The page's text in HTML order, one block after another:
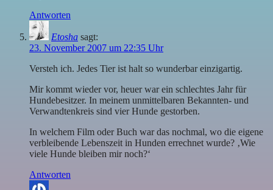
Antworten
Etosha sagt:
23. November 2007 um 22:35 Uhr
Versteh ich. Jedes Tier ist halt so wunderbar einzigartig.
Mir kommt wieder vor, heuer war ein schlechtes Jahr für
Hundebesitzer. In meinem unmittelbaren Bekannten- und
Verwandtenkreis sind vier Hunde gestorben.
In welchem Film oder Buch war das nochmal, wo die eigene
verbleibende Lebenszeit in Hunden errechnet wurde? ‚Wie
viele Hunde bleiben mir noch?‘
Antworten